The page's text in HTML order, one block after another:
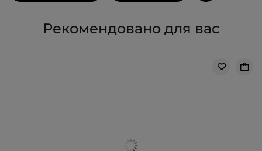
Рекомендовано для вас